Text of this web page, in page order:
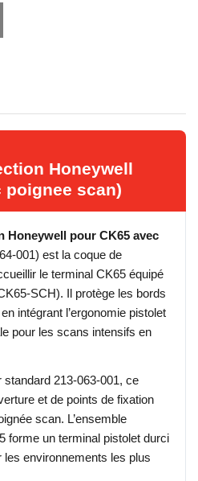
Honeywell
poignee scan)
Honeywell pour CK65 avec
001) est la coque de
le terminal CK65 équipé
SCH). Il protège les bords
intégrant l’ergonomie pistolet
pour les scans intensifs en
213-063-001, ce
et de points de fixation
scan. L’ensemble
forme un terminal pistolet durci
les environnements les plus